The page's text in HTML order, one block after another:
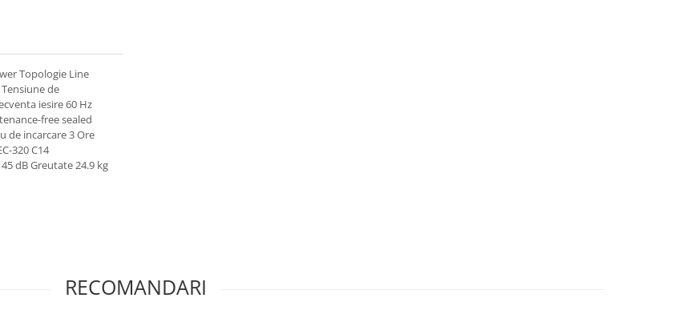
Topologie Line
de
iesire 60 Hz
free sealed
de incarcare 3 Ore
320 C14
dB Greutate 24.9 kg
RECOMANDARI